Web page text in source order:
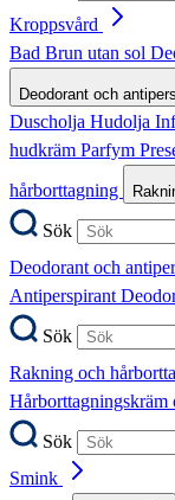
Kroppsvård
Bad Brun utan sol
Deodorant och
Duscholja Hudolja
hudkräm Parfym
hårborttagning
Sök
Deodorant och
Antiperspirant
Sök
Rakning och
Hårborttagningskräm
Sök
Smink